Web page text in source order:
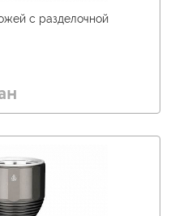
с разделочной